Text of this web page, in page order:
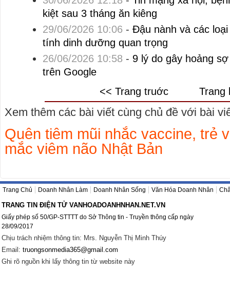
kiệt sau 3 tháng ăn kiêng
29/06/2026 10:06 - Đậu nành và các
tính dinh dưỡng quan trọng
26/06/2026 10:58 - 9 lý do gây hoảng
trên Google
<< Trang truớc
Trang
Xem thêm các bài viết cùng chủ đề với bài
Quên tiêm mũi nhắc vaccine, trẻ
mắc viêm não Nhật Bản
Trang Chủ Doanh Nhân Làm Doanh Nhân Sống Văn Hóa Doanh Nhân
TRANG TIN ĐIỆN TỬ VANHOADOANHNHAN.NET.VN
Giấy phép số 50/GP-STTTT do Sở Thông tin - Truyền thông cấp ngày
28/09/2017
Chịu trách nhiệm thông tin: Mrs. Nguyễn Thị Minh Thúy
Email: truongsonmedia365@gmail.com
Ghi rõ nguồn khi lấy thông tin từ website này